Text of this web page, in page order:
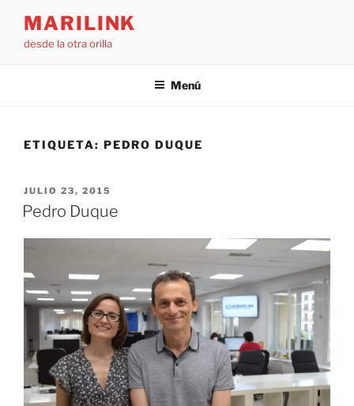
contenido
MARILINK
desde la otra orilla
Menú
ETIQUETA: PEDRO DUQUE
PUBLICADO
EL
JULIO 23, 2015
Pedro Duque